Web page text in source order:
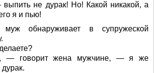
не дурак! Но! Какой никакой, а
я и пью!
муж обнаруживает в супружеской
— говорит жена мужчине, — я же